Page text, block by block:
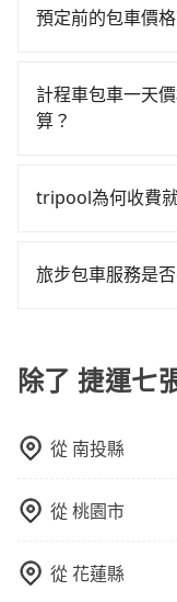
時48分鐘，假設2
約包車，不僅每人
外浪費48分鐘在
回），雖已將
Yaris、Prius C、
數超過四位，更是
修理，每一次租車
車或者要載其他乘
依照里程跳錶計
度僅雙北的1.3%
以上，無論在價
沒有到達海拔
預定前的包車價
無隱藏費用，讓
計程車包車一天
算？
格通常是根據時間
之前，最好先詢
用。
tripool為何收費
一次使用tripool的
機也絕對不會在車
配戴口罩。tripool
車率，也就是提高
雙十等）能用更少
低，如此便反應在
站上的價格是動態
旅步包車服務是
認是否能協助安排
除了 捷運七
從 南投縣
從桃園市
從花蓮縣